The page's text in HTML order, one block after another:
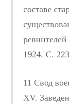
составе
1924. С.
11 Свод
ХV.